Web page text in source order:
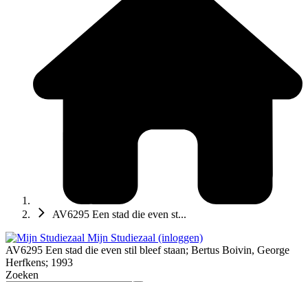
AV6295 Een stad die even st...
Mijn Studiezaal (inloggen)
AV6295 Een stad die even stil bleef staan; Bertus Boivin, George
Herfkens; 1993
Zoeken